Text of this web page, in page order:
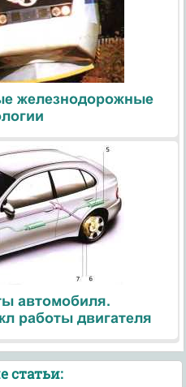
железнодорожные
автомобиля.
работы двигателя
статьи: